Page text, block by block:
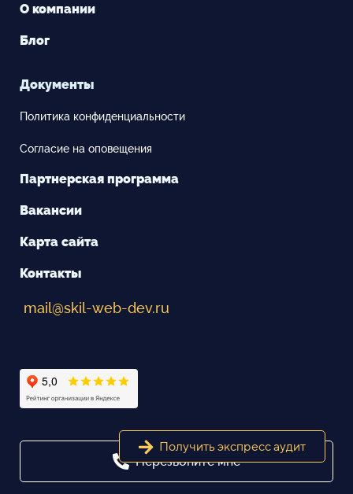
О компании
Блог
Документы
Политика конфиденциальности
Согласие на оповещения
Партнерская программа
Вакансии
Карта сайта
Контакты
mail@skil-web-dev.ru
Перезвоните мне
Получить экспресс аудит